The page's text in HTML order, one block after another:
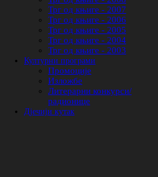
Трг од књиге - 2007
Трг од књиге - 2006
Трг од књиге - 2005
Трг од књиге - 2004
Трг од књиге - 2003
Културни програми
Промоције
Изложбе
Литерарни конкурси/
радионице
Дјечији кутак